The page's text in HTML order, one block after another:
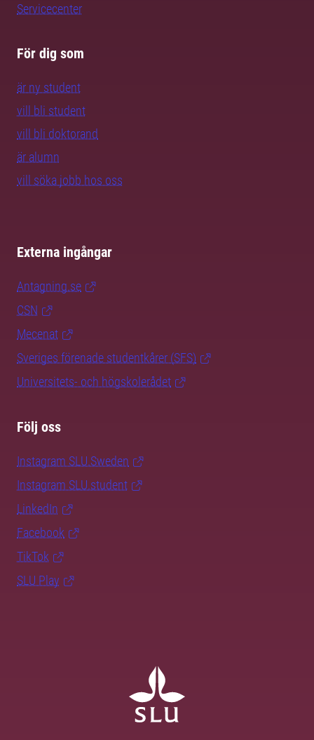
Servicecenter
För dig som
är ny student
vill bli student
vill bli doktorand
är alumn
vill söka jobb hos oss
Externa ingångar
Antagning.se
CSN
Mecenat
Sveriges förenade studentkårer (SFS)
Universitets- och högskolerådet
Följ oss
Instagram SLU.Sweden
Instagram SLU.student
LinkedIn
Facebook
TikTok
SLU Play